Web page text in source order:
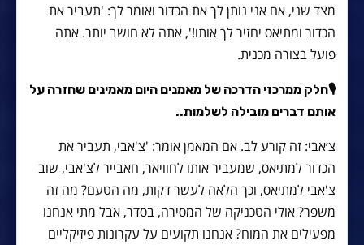
מצד שני, אם אני נותן לך את הכדור ואומר לך: 'תעביר את
הכדור ומתיאס יחזיר לך אותו!', אתה לא חושב יותר. אתה
פועל בצורה מכנית.
🎙חלק ממרכזי הדרכה של מאמנים היום מאמינים שחזרה על
אותם דברים מובילה לשלמות..
צ׳אבי: זה קורע לב. אם המאמן אומר: 'צ'אבי, תעביר את
הכדור למתיאס, שמעביר אותו לחוויאר, חאבייר לצ'אבי, שוב
צ'אבי למתיאס, וכך הלאה לעשר דקות, מה הטעם? מה זה
משפר? אולי הטכניקה של המסירה, בסדר, אבל מתי אנחנו
מפעילים את המוח? אנחנו תקועים על עקרונות פיזיקליים